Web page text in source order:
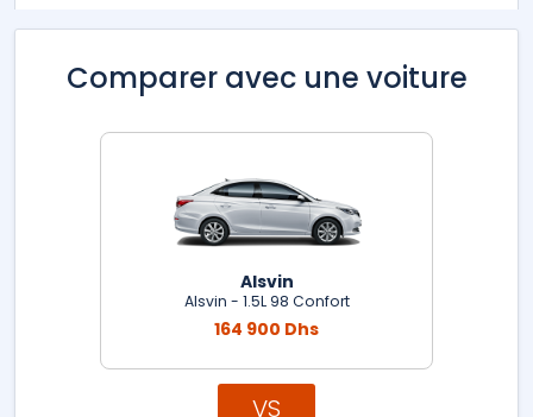
Comparer avec une voiture
Alsvin
Alsvin - 1.5L 98 Confort
164 900 Dhs
VS